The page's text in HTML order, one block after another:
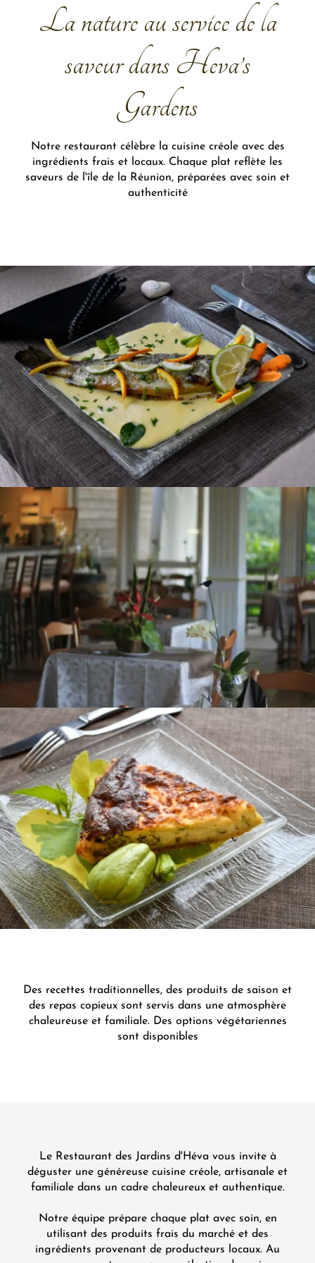
La nature au service de la
saveur dans Heva’s
Gardens
Notre restaurant célèbre la cuisine créole avec des
ingrédients frais et locaux. Chaque plat reflète les
saveurs de l'île de la Réunion, préparées avec soin et
authenticité
Des recettes traditionnelles, des produits de saison et
des repas copieux sont servis dans une atmosphère
chaleureuse et familiale. Des options végétariennes
sont disponibles
Le Restaurant des Jardins d'Héva vous invite à
déguster une généreuse cuisine créole, artisanale et
familiale dans un cadre chaleureux et authentique.
Notre équipe prépare chaque plat avec soin, en
utilisant des produits frais du marché et des
ingrédients provenant de producteurs locaux. Au